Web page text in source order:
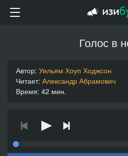
Голос в
Автор: Уильям Хоуп Ходжсон
Читает: Александр Абрамович
Время: 42 мин.